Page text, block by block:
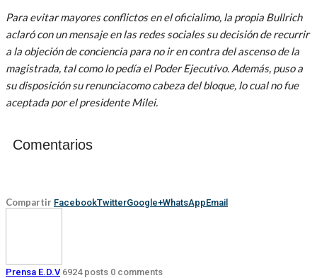
Para evitar mayores conflictos en el oficialimo, la propia Bullrich
aclaró con un mensaje en las redes sociales su decisión de recurrir
a la objeción de conciencia para no ir en contra del ascenso de la
magistrada, tal como lo pedía el Poder Ejecutivo. Además, puso a
su disposición su renunciacomo cabeza del bloque, lo cual no fue
aceptada por el presidente Milei.
Comentarios
Compartir FacebookTwitterGoogle+WhatsAppEmail
Prensa E.D.V 6924 posts 0 comments